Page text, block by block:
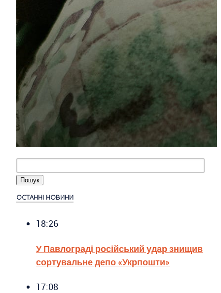
ОСТАННІ НОВИНИ
18:26
У Павлограді російський удар знищив
сортувальне депо «Укрпошти»
17:08